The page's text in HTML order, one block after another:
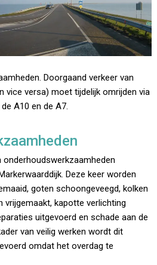
Doorgaand verkeer van
vice versa) moet tijdelijk omrijden via
A10 en de A7.
Deze keer worden
goten schoongeveegd, kolken
vrijgemaakt, kapotte verlichting
uitgevoerd en schade aan de
van veilig werken wordt dit
omdat het overdag te